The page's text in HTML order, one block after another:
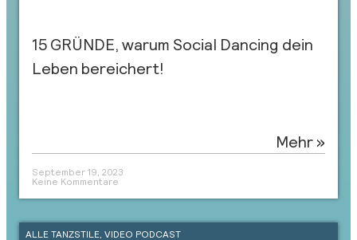
15 GRÜNDE, warum Social Dancing dein
Leben bereichert!
Mehr »
September 19, 2023
Keine Kommentare
ALLE TANZSTILE VIDEO PODCAST